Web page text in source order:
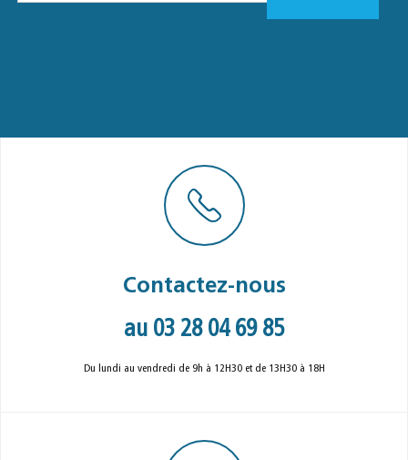
Contactez-nous
au 03 28 04 69 85
Du lundi au vendredi de 9h à 12H30 et de 13H30 à 18H